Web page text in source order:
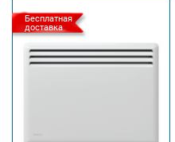
Бесплатная
доставка